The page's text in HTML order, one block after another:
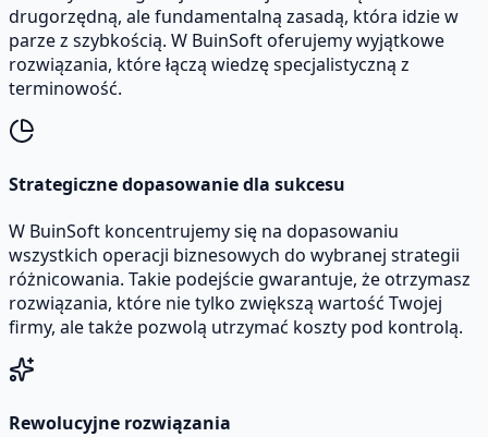
drugorzędną, ale fundamentalną zasadą, która idzie w
parze z szybkością. W BuinSoft oferujemy wyjątkowe
rozwiązania, które łączą wiedzę specjalistyczną z
terminowość.
Strategiczne dopasowanie dla sukcesu
W BuinSoft koncentrujemy się na dopasowaniu
wszystkich operacji biznesowych do wybranej strategii
różnicowania. Takie podejście gwarantuje, że otrzymasz
rozwiązania, które nie tylko zwiększą wartość Twojej
firmy, ale także pozwolą utrzymać koszty pod kontrolą.
Rewolucyjne rozwiązania